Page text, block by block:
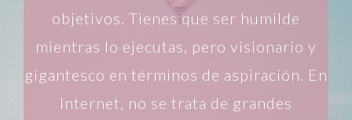
objetivos. Tienes que ser humilde
mientras lo ejecutas, pero visionario y
gigantesco en términos de aspiración. En
Internet, no se trata de grandes